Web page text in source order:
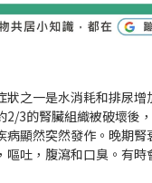
狀之一是水消耗和排尿增
2/3的腎臟組織被破壞後
病顯然突然發作。晚期
嘔吐，腹瀉和口臭。有時